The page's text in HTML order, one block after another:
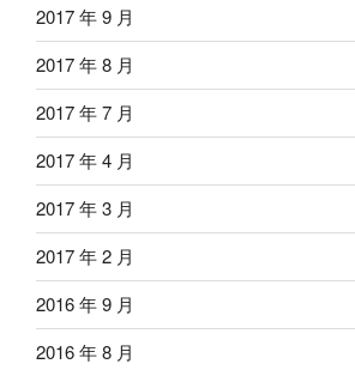
2017 年 9 月
2017 年 8 月
2017 年 7 月
2017 年 4 月
2017 年 3 月
2017 年 2 月
2016 年 9 月
2016 年 8 月